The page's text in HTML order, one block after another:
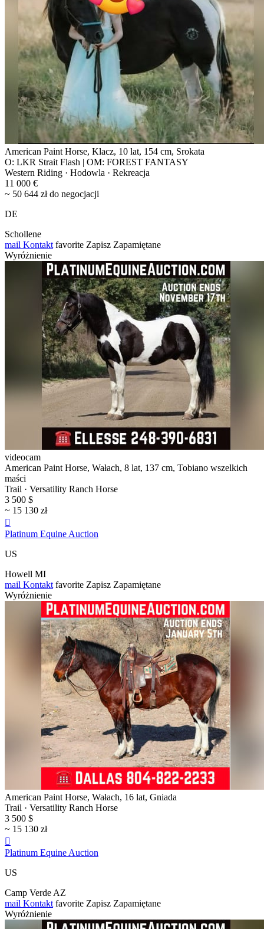
American Paint Horse, Klacz, 10 lat, 154 cm, Srokata
O: LKR Strait Flash | OM: FOREST FANTASY
Western Riding · Hodowla · Rekreacja
11 000 €
~ 50 644 zł do negocjacji
DE
Schollene
mail Kontakt favorite Zapisz Zapamiętane
Wyróżnienie
videocam
American Paint Horse, Wałach, 8 lat, 137 cm, Tobiano wszelkich
maści
Trail · Versatility Ranch Horse
3 500 $
~ 15 130 zł

Platinum Equine Auction
US
Howell MI
mail Kontakt favorite Zapisz Zapamiętane
Wyróżnienie
American Paint Horse, Wałach, 16 lat, Gniada
Trail · Versatility Ranch Horse
3 500 $
~ 15 130 zł

Platinum Equine Auction
US
Camp Verde AZ
mail Kontakt favorite Zapisz Zapamiętane
Wyróżnienie